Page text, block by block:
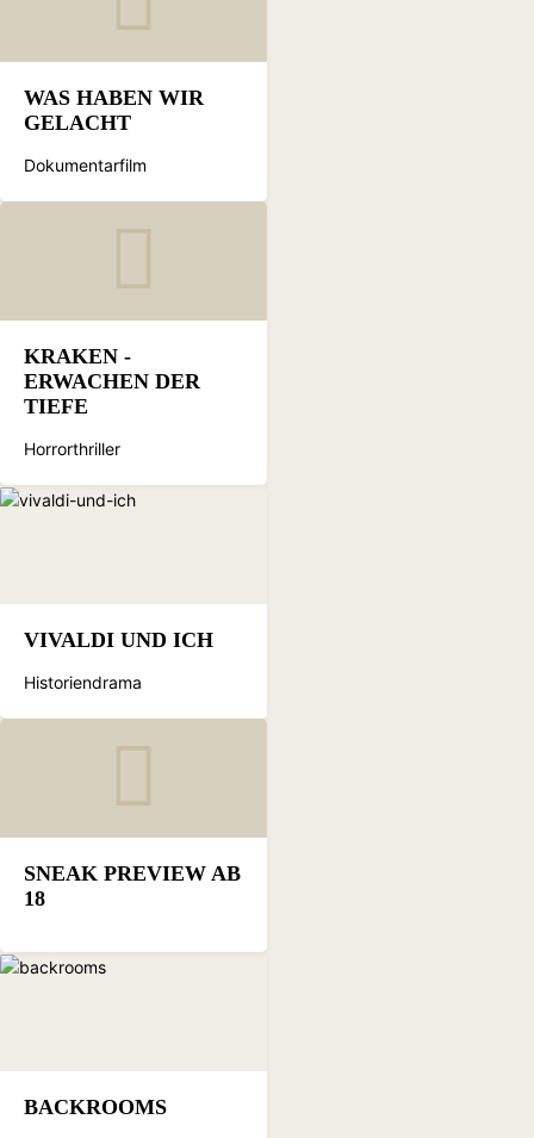
WAS HABEN WIR
GELACHT
Dokumentarfilm
KRAKEN -
ERWACHEN DER
TIEFE
Horrorthriller
VIVALDI UND ICH
Historiendrama
SNEAK PREVIEW AB
18
BACKROOMS